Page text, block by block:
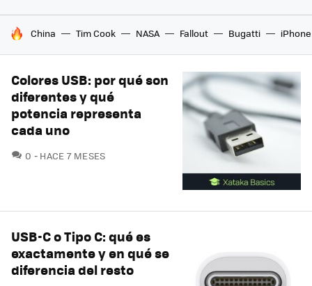
HOY SE HABLA DE
China Tim Cook NASA Fallout Bugatti iPhone
Colores USB: por qué son
diferentes y qué
potencia representa
cada uno
0 COMENTARIOS
HACE 7 MESES
USB-C o Tipo C: qué es
exactamente y en qué se
diferencia del resto